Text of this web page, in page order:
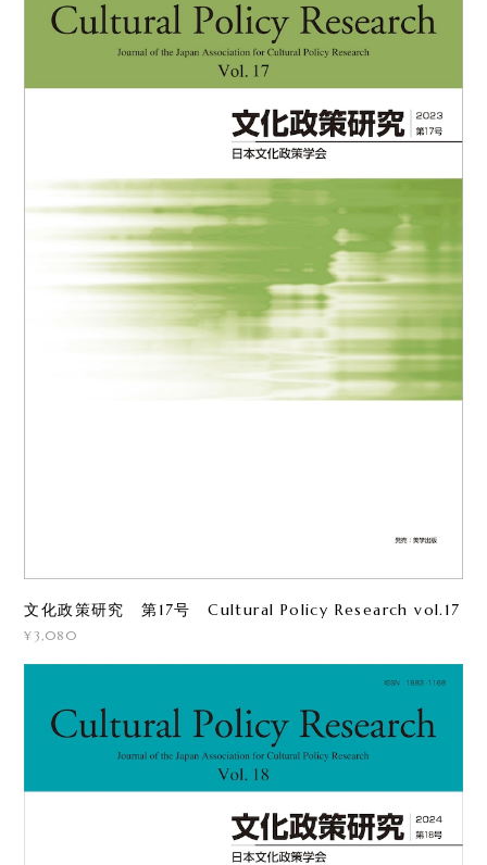
文化政策研究 第17号 Cultural Policy Research vol.17
¥3,080